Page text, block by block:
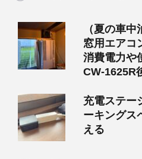
（夏の車
窓用エアコ
消費電力や
CW-1625R
充電ステー
ーキングス
える